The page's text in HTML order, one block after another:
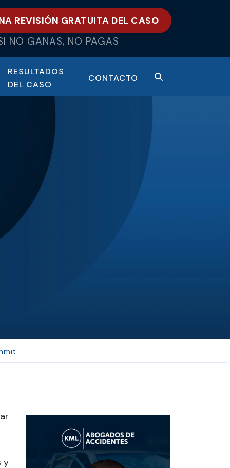
REVISIÓN GRATUITA DEL CASO
NO GANAS, NO PAGAS
RESULTADOS
DEL CASO
CONTACTO
y